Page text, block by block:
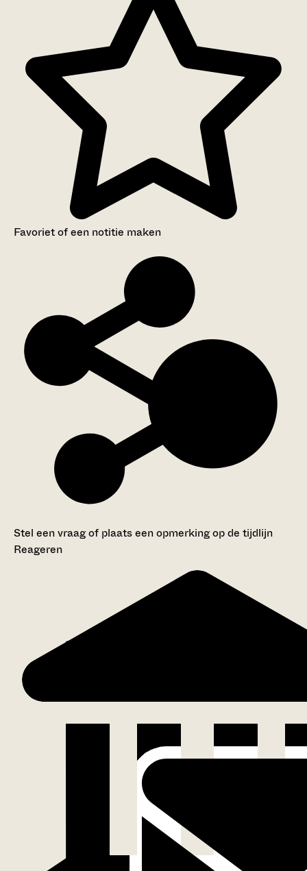
Inventaris
Favoriet of een notitie maken
Stel een vraag of plaats een opmerking op de tijdlijn
Reageren